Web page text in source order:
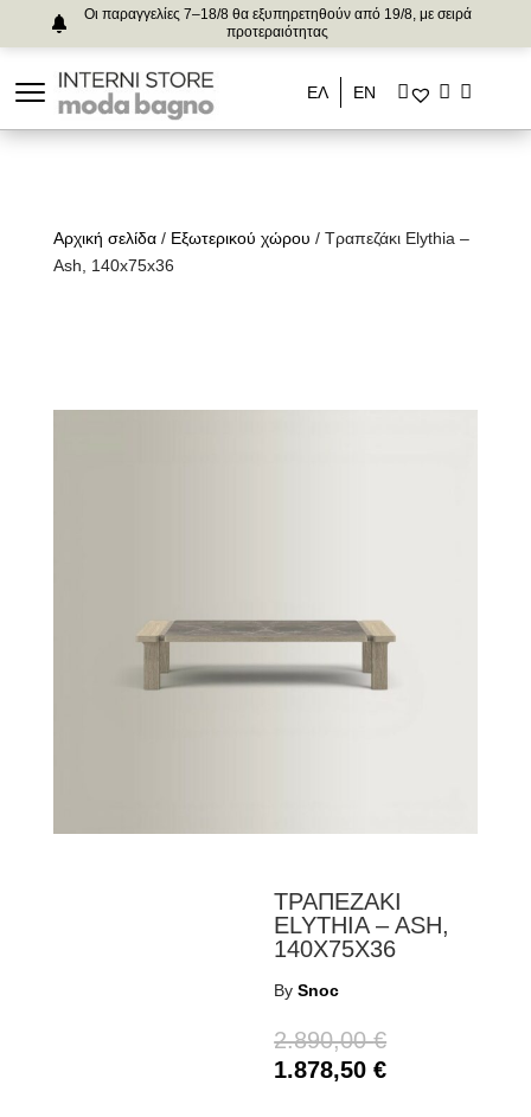
Οι παραγγελίες 7–18/8 θα εξυπηρετηθούν από 19/8, με σειρά
προτεραιότητας
ΕΛ ΕΝ
Αρχική σελίδα/ Εξωτερικού χώρου / Τραπεζάκι Elythia –
Ash, 140x75x36
ΤΡΑΠΕΖΑΚΙ
ELYTHIA – ASH,
140X75X36
BySnoc
2.890,00€
1.878,50€